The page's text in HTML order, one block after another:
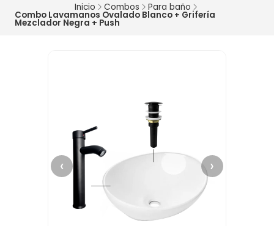
Inicio Combos Para baño
Combo Lavamanos Ovalado Blanco + Grifería
Mezclador Negra + Push
‹ ›